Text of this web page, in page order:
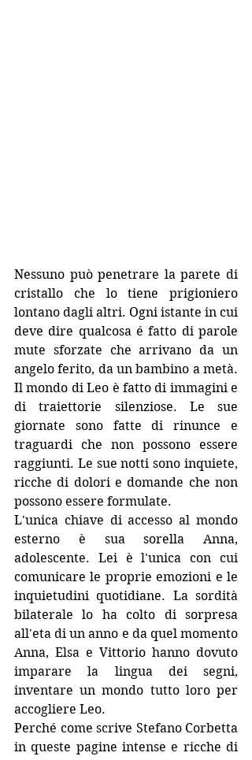
Nessuno può penetrare la parete di
cristallo che lo tiene prigioniero
lontano dagli altri. Ogni istante in cui
deve dire qualcosa é fatto di parole
mute sforzate che arrivano da un
angelo ferito, da un bambino a metà.
Il mondo di Leo è fatto di immagini e
di traiettorie silenziose. Le sue
giornate sono fatte di rinunce e
traguardi che non possono essere
raggiunti. Le sue notti sono inquiete,
ricche di dolori e domande che non
possono essere formulate.
L'unica chiave di accesso al mondo
esterno è sua sorella Anna,
adolescente. Lei è l'unica con cui
comunicare le proprie emozioni e le
inquietudini quotidiane. La sordità
bilaterale lo ha colto di sorpresa
all'eta di un anno e da quel momento
Anna, Elsa e Vittorio hanno dovuto
imparare la lingua dei segni,
inventare un mondo tutto loro per
accogliere Leo.
Perché come scrive Stefano Corbetta
in queste pagine intense e ricche di